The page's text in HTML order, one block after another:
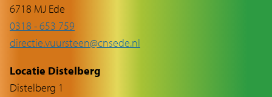
6718 MJ Ede
0318 - 653 759
directie.vuursteen@cnsede.nl
Locatie Distelberg
Distelberg 1